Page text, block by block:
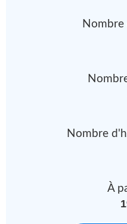
Nombre
Nombre
À